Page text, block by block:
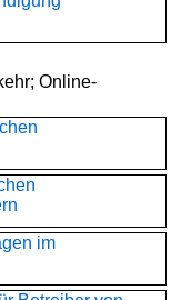
Online-
im